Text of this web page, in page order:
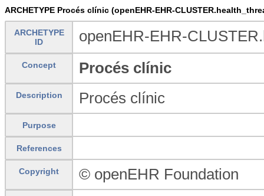
ARCHETYPE Procés clínic (openEHR-EHR-
ARCHETYPE
ID
openEHR-EHR-
Concept Procés clínic
Description Procés clínic
Purpose
References
Copyright © openEHR Foundation